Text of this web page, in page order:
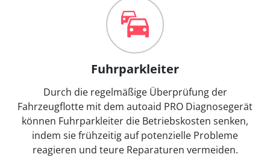
Fuhrparkleiter
Durch die regelmäßige Überprüfung der
Fahrzeugflotte mit dem autoaid PRO Diagnosegerät
können Fuhrparkleiter die Betriebskosten senken,
indem sie frühzeitig auf potenzielle Probleme
reagieren und teure Reparaturen vermeiden.